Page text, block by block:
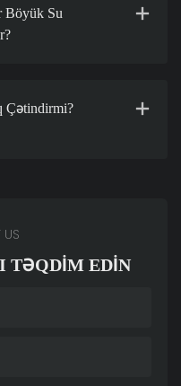
Böyük Su
Çətindirmi?
TƏQDIM EDIN